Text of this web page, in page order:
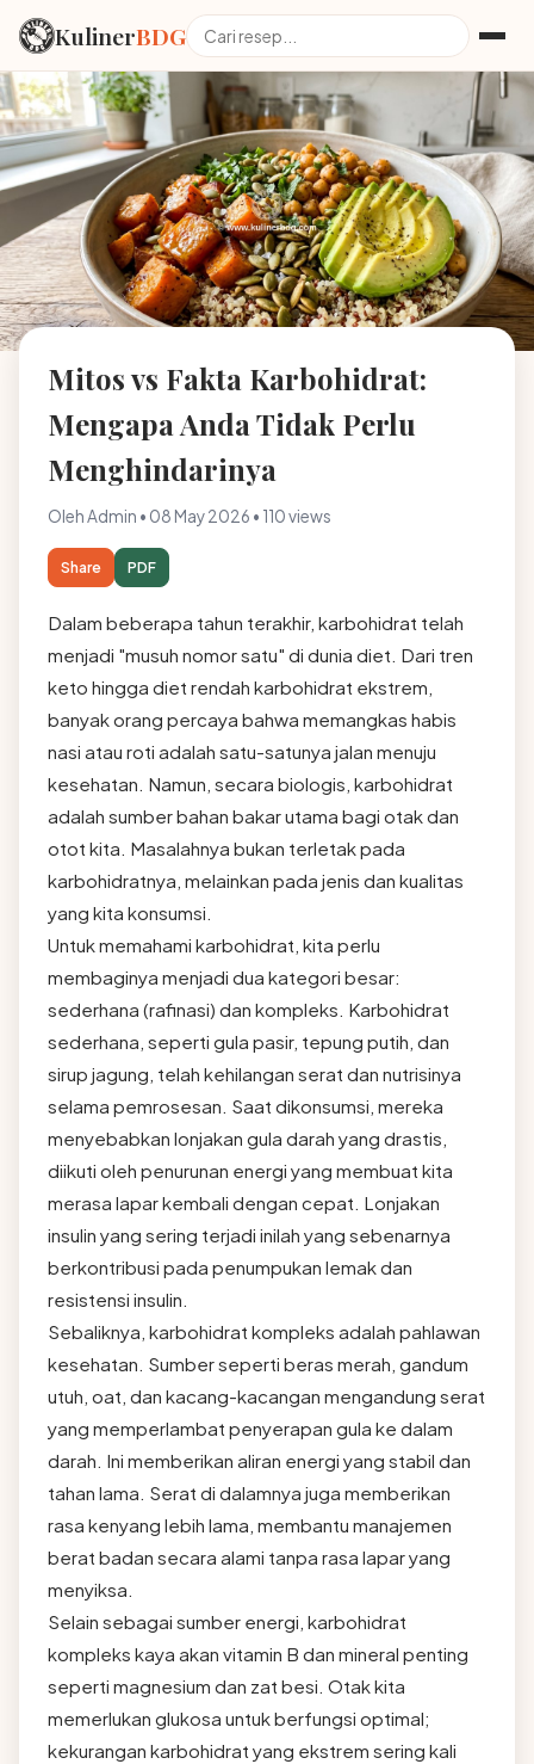
KulinerBDG
Mitos vs Fakta Karbohidrat:
Mengapa Anda Tidak Perlu
Menghindarinya
Oleh Admin • 08 May 2026 • 110 views
Share PDF
Dalam beberapa tahun terakhir, karbohidrat telah
menjadi "musuh nomor satu" di dunia diet. Dari tren
keto hingga diet rendah karbohidrat ekstrem,
banyak orang percaya bahwa memangkas habis
nasi atau roti adalah satu-satunya jalan menuju
kesehatan. Namun, secara biologis, karbohidrat
adalah sumber bahan bakar utama bagi otak dan
otot kita. Masalahnya bukan terletak pada
karbohidratnya, melainkan pada jenis dan kualitas
yang kita konsumsi.
Untuk memahami karbohidrat, kita perlu
membaginya menjadi dua kategori besar:
sederhana (rafinasi) dan kompleks. Karbohidrat
sederhana, seperti gula pasir, tepung putih, dan
sirup jagung, telah kehilangan serat dan nutrisinya
selama pemrosesan. Saat dikonsumsi, mereka
menyebabkan lonjakan gula darah yang drastis,
diikuti oleh penurunan energi yang membuat kita
merasa lapar kembali dengan cepat. Lonjakan
insulin yang sering terjadi inilah yang sebenarnya
berkontribusi pada penumpukan lemak dan
resistensi insulin.
Sebaliknya, karbohidrat kompleks adalah pahlawan
kesehatan. Sumber seperti beras merah, gandum
utuh, oat, dan kacang-kacangan mengandung serat
yang memperlambat penyerapan gula ke dalam
darah. Ini memberikan aliran energi yang stabil dan
tahan lama. Serat di dalamnya juga memberikan
rasa kenyang lebih lama, membantu manajemen
berat badan secara alami tanpa rasa lapar yang
menyiksa.
Selain sebagai sumber energi, karbohidrat
kompleks kaya akan vitamin B dan mineral penting
seperti magnesium dan zat besi. Otak kita
memerlukan glukosa untuk berfungsi optimal;
kekurangan karbohidrat yang ekstrem sering kali